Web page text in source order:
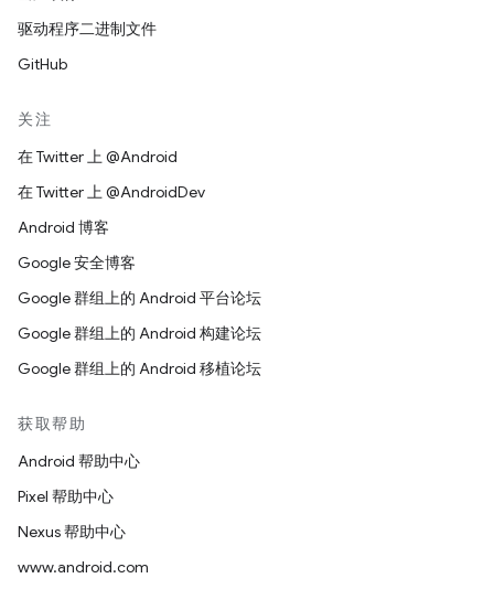
驱动程序二进制文件
GitHub
关注
在 Twitter 上 @Android
在 Twitter 上 @AndroidDev
Android 博客
Google 安全博客
Google 群组上的 Android 平台论坛
Google 群组上的 Android 构建论坛
Google 群组上的 Android 移植论坛
获取帮助
Android 帮助中心
Pixel 帮助中心
Nexus 帮助中心
www.android.com